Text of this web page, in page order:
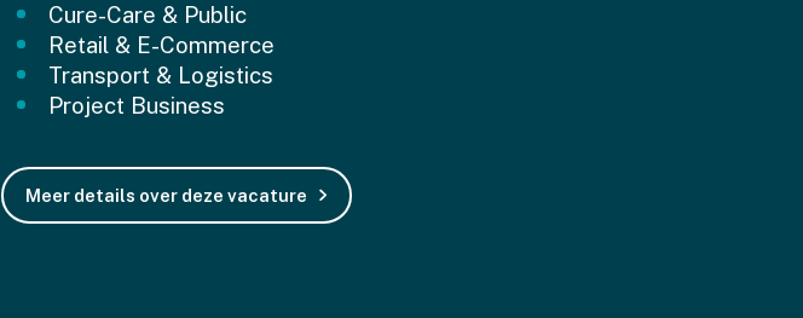
Cure-Care & Public
Retail & E-Commerce
Transport & Logistics
Project Business
Meer details over deze vacature